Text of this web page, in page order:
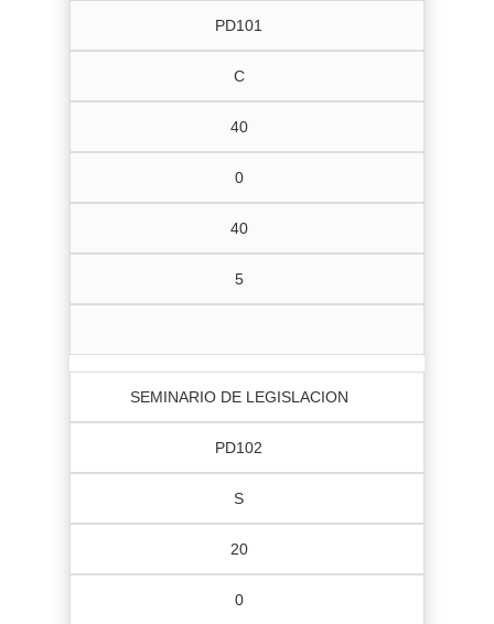
PD101
C
40
0
40
5
SEMINARIO DE LEGISLACION
PD102
S
20
0